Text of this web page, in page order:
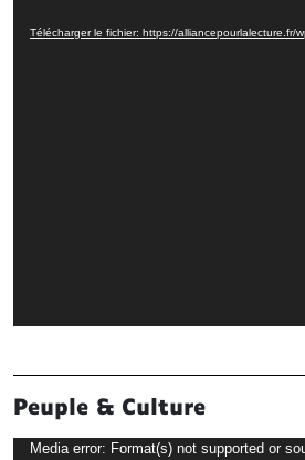
Télécharger le fichier: https://alliancepourlalecture.fr/
Peuple & Culture
Lecteur
Media error: Format(s) not supported or